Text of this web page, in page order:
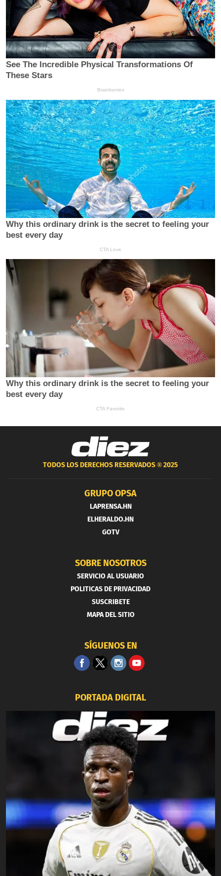
TODOS LOS DERECHOS RESERVADOS ®2025
GRUPO OPSA
LAPRENSA.HN
ELHERALDO.HN
GOTV
SOBRE NOSOTROS
SERVICIO AL USUARIO
POLITICAS DE PRIVACIDAD
SUSCRIBETE
MAPA DEL SITIO
SÍGUENOS EN
PORTADA DIGITAL